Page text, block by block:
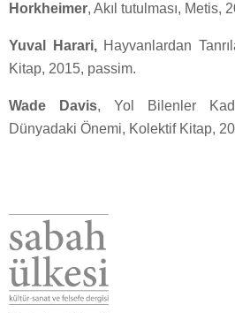
Horkheimer, Akıl tutulması, Metis,
Yuval Harari,Hayvanlardan
Kitap, 2015, passim.
Wade Davis, Yol Bilenler
Dünyadaki Önemi, Kolektif Kitap,